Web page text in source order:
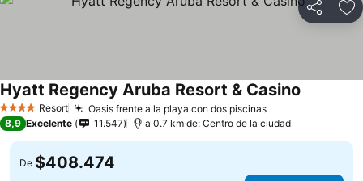
Compartir
4 EstrellasResort Oasis frente a la playa con dos piscinas
Hyatt Regency Aruba Resort & Casino
8,9 Excelente 11.547 a 0.7 km de: Centro de la ciudad
De $408.474